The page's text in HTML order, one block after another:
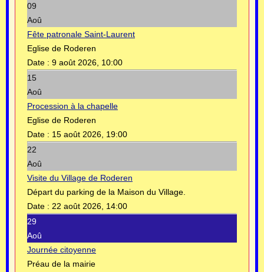
09
Aoû
Fête patronale Saint-Laurent
Eglise de Roderen
Date : 9 août 2026, 10:00
15
Aoû
Procession à la chapelle
Eglise de Roderen
Date : 15 août 2026, 19:00
22
Aoû
Visite du Village de Roderen
Départ du parking de la Maison du Village.
Date : 22 août 2026, 14:00
29
Aoû
Journée citoyenne
Préau de la mairie